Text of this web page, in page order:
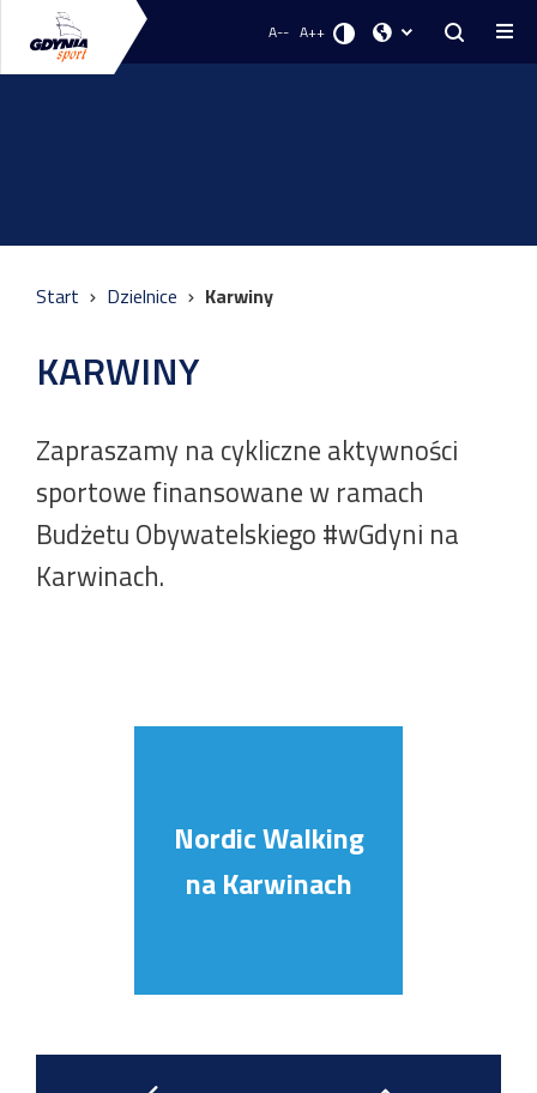
A-- A++
Start Dzielnice Karwiny
KARWINY
Zapraszamy na cykliczne aktywności
sportowe finansowane w ramach
Budżetu Obywatelskiego #wGdyni na
Karwinach.
Nordic Walking
na Karwinach